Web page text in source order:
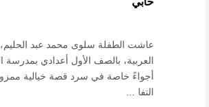
عتبات التأويل وقراءة التشكيل الصوفي والفلسفي
في “مملكة الله” للدكتور محمد بدوي
عاشت الطفلة سلوى محمد عبد
العربية، بالصف الأول أعدادي بمدرسة
أجواءً خاصة في سرد قصة خيالية
التفا …